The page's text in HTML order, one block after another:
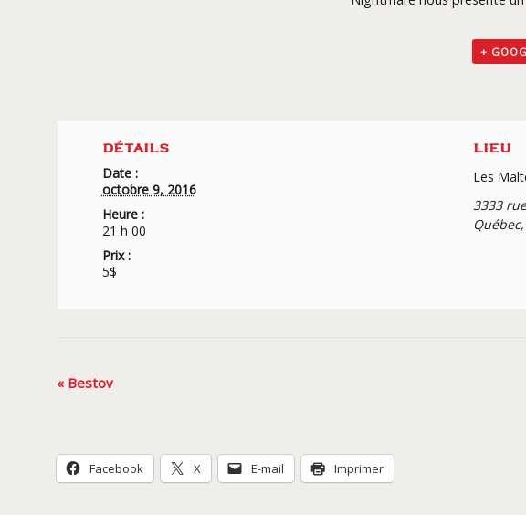
+
DÉTAILS
Date :
octobre 9, 2016
Heure :
21 h 00
Prix :
5$
LIEU
Les
3333
Québec,
Navigation
« Bestov
Facebook X E-mail Imprimer